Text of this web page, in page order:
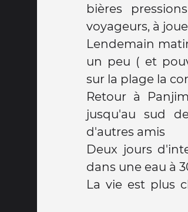
bières
voyageurs, à
Lendemain
un peu ( et
sur la plage la
Retour à
jusqu'au sud
d'autres amis
Deux jours
dans une eau à
La vie est plus